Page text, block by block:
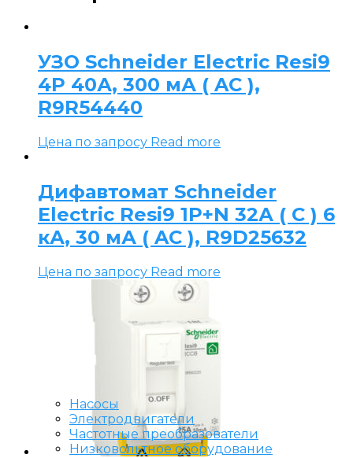
Насосы
Электродвигатели
Частотные преобразователи
Низковольтное оборудование
УЗО Schneider Electric Resi9
4P 40А, 300 мА ( AC ),
R9R54440
Цена по запросу Read more
Дифавтомат Schneider
Electric Resi9 1P+N 32А ( C ) 6
кА, 30 мА ( AC ), R9D25632
Цена по запросу Read more